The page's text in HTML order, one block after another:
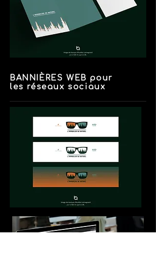
BANNIÈRES WEB pour
les réseaux sociaux